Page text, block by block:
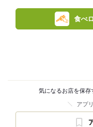
食べ
気になるお店を保存
アプ